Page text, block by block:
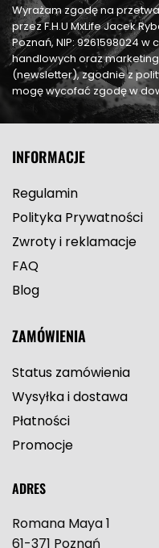
Wyrażam zgodę na
przez F.H.U MxLife Jacek
Poznań, NIP: 9261598024
handlowych oraz
(newsletter), zgodnie z
mogę wycofać zgodę w
INFORMACJE
Regulamin
Polityka Prywatności
Zwroty i reklamacje
FAQ
Blog
ZAMÓWIENIA
Status zamówienia
Wysyłka i dostawa
Płatności
Promocje
ADRES
Romana Maya 1
61-371 Poznań